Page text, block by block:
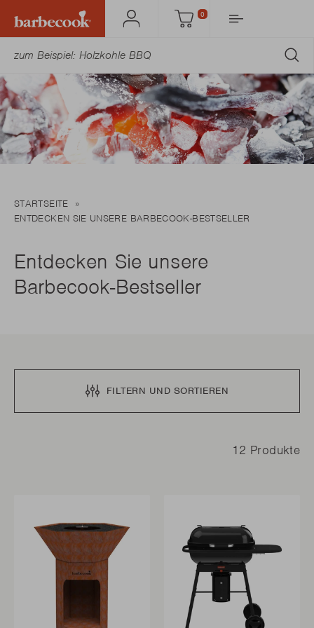
Mein
Einkaufswagen
0
STARTSEITE
ENTDECKEN SIE UNSERE BARBECOOK-BESTSELLER
Entdecken Sie unsere
Barbecook-Bestseller
FILTERN UND SORTIEREN
12 Produkte